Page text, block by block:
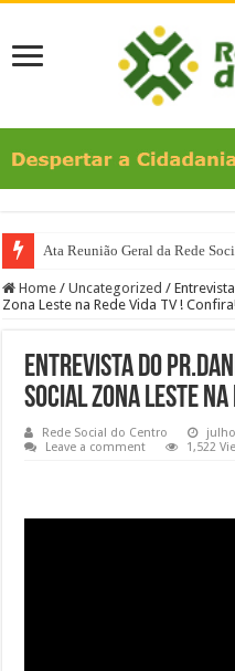
Ata Reunião Geral da Rede
Home / Uncategorized /
Zona Leste na Rede Vida TV !
Entrevista do
Social Zona Leste na
Rede Social do Centro
Leave a comment
1,522